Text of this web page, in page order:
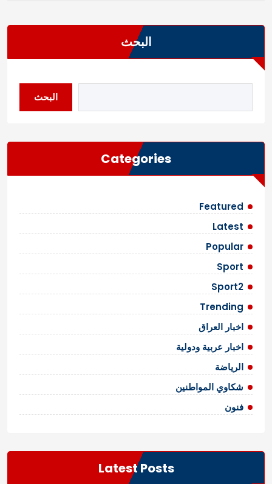
البحث
البحث
Categories
Featured
Latest
Popular
Sport
Sport2
Trending
اخبار العراق
اخبار عربية ودولية
الرياضة
شكاوي المواطنين
فنون
Latest Posts